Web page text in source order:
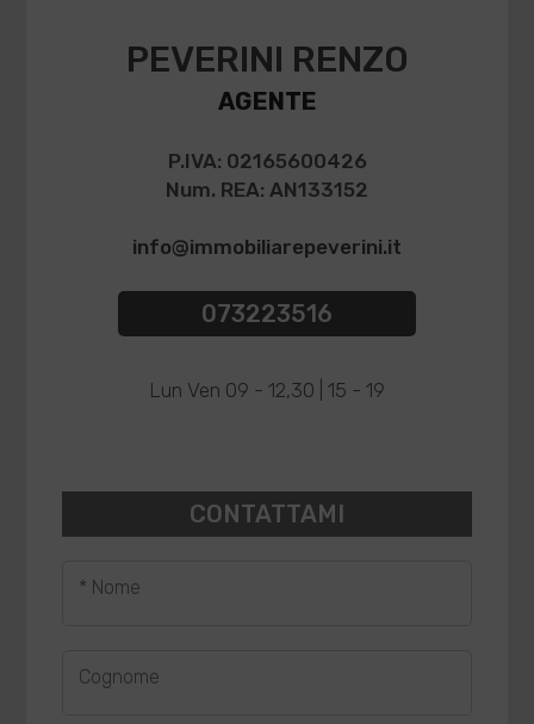
PEVERINI RENZO
AGENTE
P.IVA: 02165600426
Num. REA: AN133152
info@immobiliarepeverini.it
073223516
Lun Ven 09 - 12,30 | 15 - 19
CONTATTAMI
* Nome
Cognome